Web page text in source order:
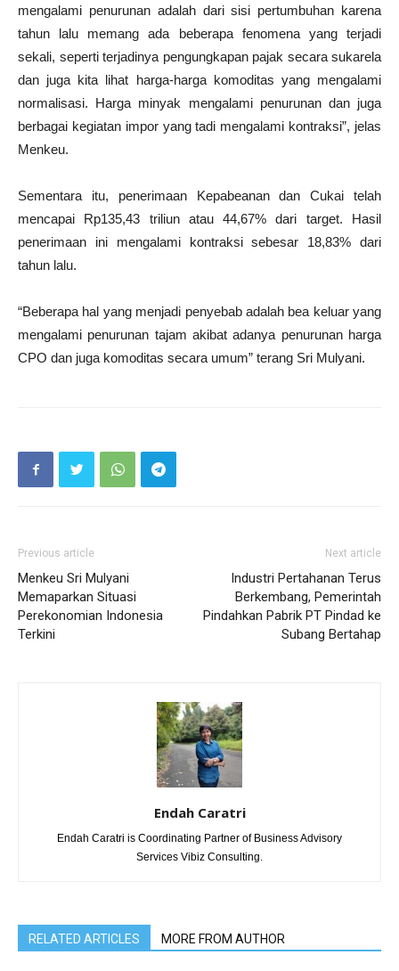
mengalami penurunan adalah dari sisi pertumbuhan karena
tahun lalu memang ada beberapa fenomena yang terjadi
sekali, seperti terjadinya pengungkapan pajak secara sukarela
dan juga kita lihat harga-harga komoditas yang mengalami
normalisasi. Harga minyak mengalami penurunan dan juga
berbagai kegiatan impor yang tadi mengalami kontraksi”, jelas
Menkeu.
Sementara itu, penerimaan Kepabeanan dan Cukai telah
mencapai Rp135,43 triliun atau 44,67% dari target. Hasil
penerimaan ini mengalami kontraksi sebesar 18,83% dari
tahun lalu.
“Beberapa hal yang menjadi penyebab adalah bea keluar yang
mengalami penurunan tajam akibat adanya penurunan harga
CPO dan juga komoditas secara umum” terang Sri Mulyani.
Previous article
Menkeu Sri Mulyani
Memaparkan Situasi
Perekonomian Indonesia
Terkini
Next article
Industri Pertahanan Terus
Berkembang, Pemerintah
Pindahkan Pabrik PT Pindad ke
Subang Bertahap
Endah Caratri
Endah Caratri is Coordinating Partner of Business Advisory
Services Vibiz Consulting.
RELATED ARTICLES MORE FROM AUTHOR